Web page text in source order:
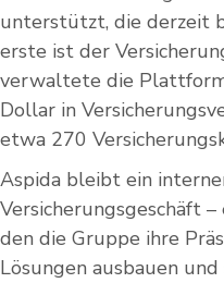
unterstützt, die derzeit
erste ist der
verwaltete die
Dollar in
etwa 270
Aspida bleibt ein
Versicherungsgeschäft
den die Gruppe ihre
Lösungen ausbauen